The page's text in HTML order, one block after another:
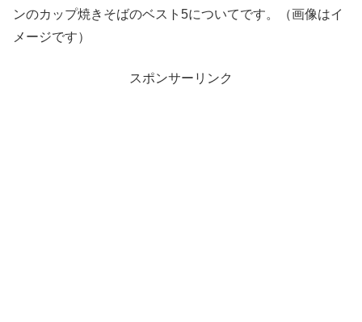
ンのカップ焼きそばのベスト5についてです。（画像はイ
メージです）
スポンサーリンク